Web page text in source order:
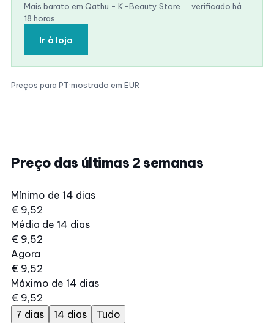
Mais barato em Qathu - K-Beauty Store ·
verificado há
18 horas
Ir à loja
Preços para PT·mostrado em EUR
Preço das últimas 2 semanas
Mínimo de 14 dias
€ 9,52
Média de 14 dias
€ 9,52
Agora
€ 9,52
Máximo de 14 dias
€ 9,52
7 dias
14 dias Tudo